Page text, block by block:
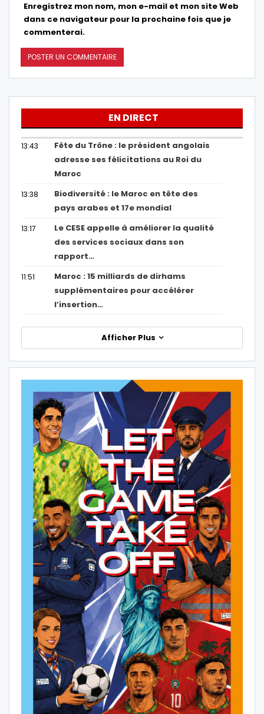
Enregistrez mon nom, mon e-mail et mon site Web
dans ce navigateur pour la prochaine fois que je
commenterai.
EN DIRECT
13:43
Fête du Trône : le président angolais
adresse ses félicitations au Roi du
Maroc
13:38
Biodiversité : le Maroc en tête des
pays arabes et 17e mondial
13:17
Le CESE appelle à améliorer la qualité
des services sociaux dans son
rapport…
11:51
Maroc : 15 milliards de dirhams
supplémentaires pour accélérer
l’insertion…
Afficher Plus